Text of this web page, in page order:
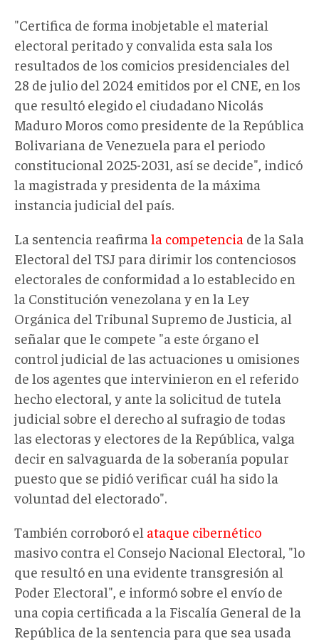
"Certifica de forma inobjetable el material
electoral peritado y convalida esta sala los
resultados de los comicios presidenciales del
28 de julio del 2024 emitidos por el CNE, en los
que resultó elegido el ciudadano Nicolás
Maduro Moros como presidente de la República
Bolivariana de Venezuela para el periodo
constitucional 2025-2031, así se decide", indicó
la magistrada y presidenta de la máxima
instancia judicial del país.
La sentencia reafirma la competencia de la Sala
Electoral del TSJ para dirimir los contenciosos
electorales de conformidad a lo establecido en
la Constitución venezolana y en la Ley
Orgánica del Tribunal Supremo de Justicia, al
señalar que le compete "a este órgano el
control judicial de las actuaciones u omisiones
de los agentes que intervinieron en el referido
hecho electoral, y ante la solicitud de tutela
judicial sobre el derecho al sufragio de todas
las electoras y electores de la República, valga
decir en salvaguarda de la soberanía popular
puesto que se pidió verificar cuál ha sido la
voluntad del electorado".
También corroboró el ataque cibernético
masivo contra el Consejo Nacional Electoral, "lo
que resultó en una evidente transgresión al
Poder Electoral", e informó sobre el envío de
una copia certificada a la Fiscalía General de la
República de la sentencia para que sea usada